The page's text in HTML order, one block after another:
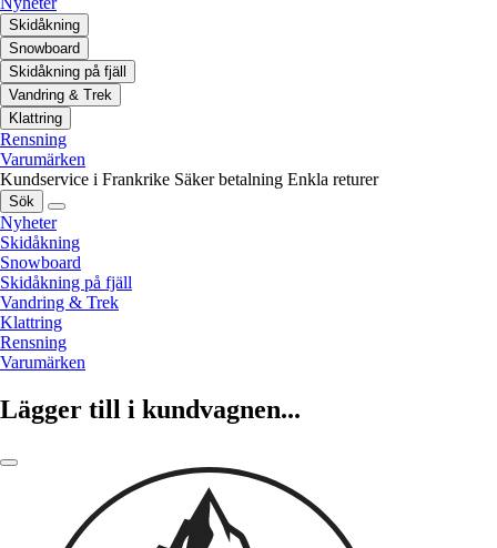
Skidåkning
Snowboard
Skidåkning på fjäll
Vandring & Trek
Klattring
Rensning
Varumärken
Kundservice i Frankrike Säker betalning Enkla returer
Sök
Nyheter
Skidåkning
Snowboard
Skidåkning på fjäll
Vandring & Trek
Klattring
Rensning
Varumärken
Lägger till i kundvagnen...